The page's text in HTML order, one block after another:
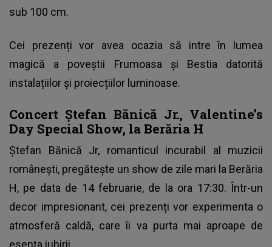
sub 100 cm.
Cei prezenți vor avea ocazia să intre în lumea
magică a poveștii Frumoasa și Bestia datorită
instalațiilor și proiecțiilor luminoase.
Concert Ștefan Bănică Jr., Valentine’s
Day Special Show, la Berăria H
Ștefan Bănică Jr, romanticul incurabil al muzicii
românești, pregătește un show de zile mari la Berăria
H, pe data de 14 februarie, de la ora 17:30. Într-un
decor impresionant, cei prezenți vor experimenta o
atmosferă caldă, care îi va purta mai aproape de
esența iubirii.